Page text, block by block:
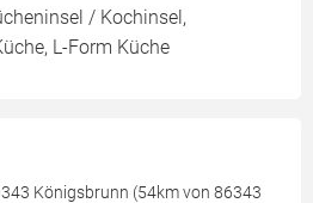
/ Kochinsel,
L-Form Küche
Königsbrunn (54km von 86343